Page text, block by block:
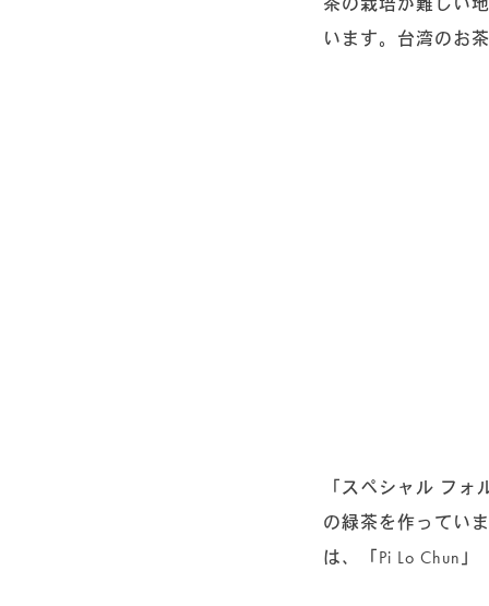
います。台湾のお
「スペシャル フ
の緑茶を作ってい
は、「Pi Lo Chun